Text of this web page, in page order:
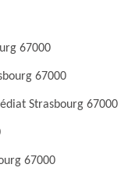
67000
67000
Strasbourg 67000
67000